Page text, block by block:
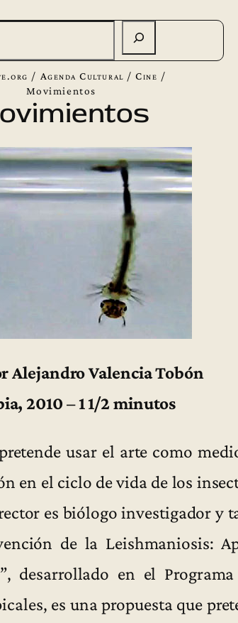
/ Agenda Cultural /Cine /
Movimientos
Alejandro Valencia Tobón
2010 – 1 1/2 minutos
usar el arte como
en el ciclo de vida de los
es biólogo investigador y
de la Leishmaniosis:
desarrollado en el
es una propuesta que